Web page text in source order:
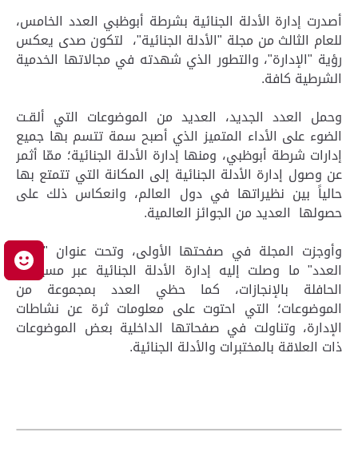
أصدرت إدارة الأدلة الجنائية بشرطة أبوظبي العدد الخامس،
للعام الثالث من مجلة "الأدلة الجنائية"، لتكون صدى يعكس
رؤية "الإدارة"، والتطور الذي شهدته في مجالاتها الخدمية
الشرطية كافة.
وحمل العدد الجديد، العديد من الموضوعات التي ألقـت
الضوء على الأداء المتميز الذي أصبح سمة تتسم بها جميع
إدارات شرطة أبوظبي، ومنها إدارة الأدلة الجنائية؛ ممّا أثمر
عن وصول إدارة الأدلة الجنائية إلى المكانة التي تتمتع بها
حالياً بين نظيراتها في دول العالم، وانعكاس ذلك على
حصولها العديد من الجوائز العالمية.
وأوجزت المجلة في صفحتها الأولى، وتحت عنوان "كلمة
العدد" ما وصلت إليه إدارة الأدلة الجنائية عبر مسيرتها
الحافلة بالإنجازات، كما حظي العدد بمجموعة من
الموضوعات؛ التي احتوت على معلومات ثرة عن نشاطات
الإدارة، وتناولت في صفحاتها الداخلية بعض الموضوعات
ذات العلاقة بالمختبرات والأدلة الجنائية.